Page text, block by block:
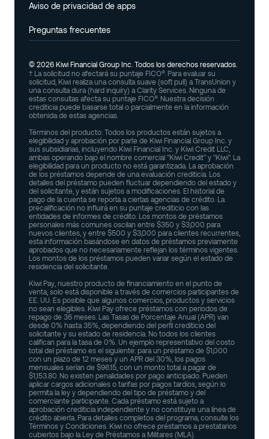
Aviso de privacidad de apps
Preguntas frecuentes
Preguntas frecuentes
© 2026 Kiwi Financial Group Inc. Todos los derechos reservados.
† La solicitud no afectará su puntaje FICO®. Para evaluar su
solicitud, Kiwi realiza una consulta suave (soft pull) a TransUnion y
una consulta dura (hard inquiry) a Clarity Services. Ninguna de
estas consultas afecta su puntaje FICO®. Nuestra decisión
crediticia puede basarse total o parcialmente en la información
obtenida de estas agencias.
Términos del producto: Todos los productos están sujetos a
elegibilidad y aprobación por parte de Kiwi Financial Group Inc. y
sus subsidiarias, incluyendo Kiwi Financial Inc. y Kiwi Credit LLC,
ambas operando bajo el nombre comercial "Kiwi Credit" y "Kiwi". La
elegibilidad para un producto no está garantizada. La aprobación
de los préstamos depende de una evaluación crediticia. Los
detalles del préstamo pueden fluctuar dependiendo del estado y
del solicitante, y están sujetos a modificaciones. El historial de
pago de la cuenta se reporta a ciertas agencias de crédito. La
precalificación no influirá en su puntaje crediticio con las
entidades de informes de crédito. Los montos de préstamos
personales más comunes oscilan entre $350 y $3,000 para
nuevos clientes, y entre $500 y $3,000 para clientes recurrentes,
esta información basándose en datos de préstamos previamente
aprobados que no necesariamente reflejan los términos vigentes.
Los montos de los préstamos pueden variar según el estado de
residencia del solicitante.
Kiwi Pay, nuestro producto de financiamiento en el punto de
venta, solo está disponible a través de comercios participantes de
EE. UU. Es posible que algunos comercios, productos y servicios
no sean elegibles. Kiwi Pay ofrece préstamos con periodos de
repago de 36 meses. Las Tasas de Porcentaje Anual (APR) van
desde 0% hasta 35%, dependiendo del perfil crediticio del
solicitante y su estado de residencia. No todos los clientes
califican para la tasa de 0%. Un ejemplo representativo del costo
total del préstamo es el siguiente: para un préstamo de $1,000
con un plazo de 12 meses y un APR del 30%, los pagos
mensuales serían de $96.15, con un monto total a pagar de
$1,153.80. No existen penalidades por pago anticipado. Pueden
aplicar cargos adicionales o tarifas por pagos tardíos, según lo
permita la ley y dependiendo del tipo de préstamo y del
comerciante participante. Cada préstamo está sujeto a
aprobación crediticia independiente y no constituye una línea de
crédito abierta. Para detalles completos del programa, consulte los
Términos y Condiciones. Kiwi no ofrece préstamos a prestatarios
cubiertos bajo la Ley de Préstamos a Militares (MLA).